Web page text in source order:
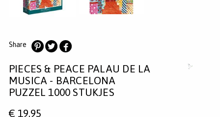
Share
op
Pinterest
op
Twitter
op
Facebook
PIECES & PEACE PALAU DE LA
MUSICA - BARCELONA
PUZZEL 1000 STUKJES
€ 19,95